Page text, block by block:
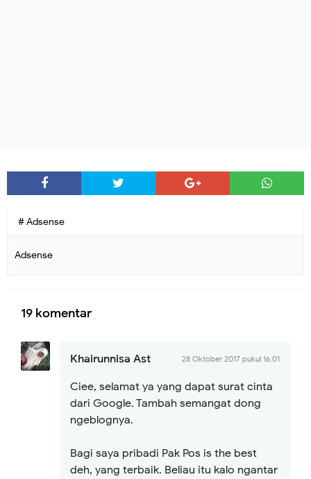
# Adsense
Adsense
19 komentar
Khairunnisa Ast 28 Oktober 2017 pukul 16.01
Ciee, selamat ya yang dapat surat cinta
dari Google. Tambah semangat dong
ngeblognya.
Bagi saya pribadi Pak Pos is the best
deh, yang terbaik. Beliau itu kalo ngantar